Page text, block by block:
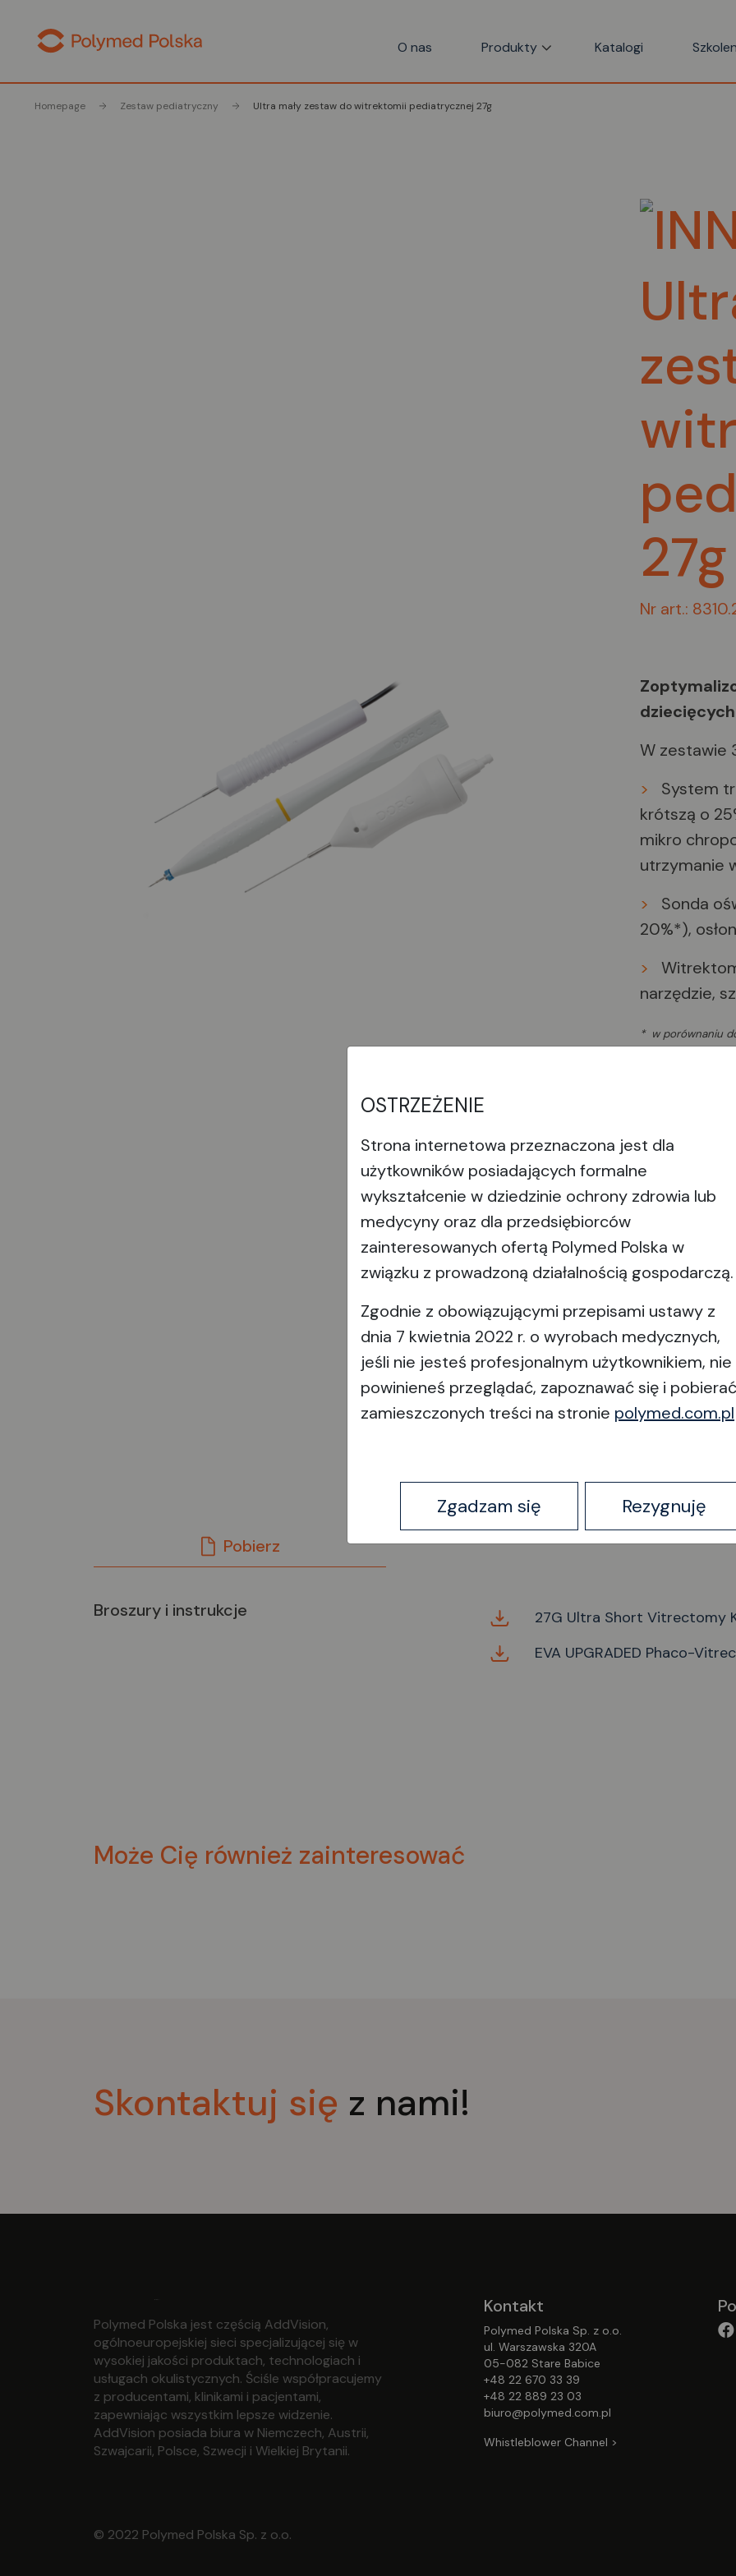
O nas Produkty Katalogi
Homepage Zestaw pediatryczny Ultra mały zestaw do witrektomii pediatrycznej 27g
27g
Nr art.:
W zestawie
>
System
krótszą o
mikro
utrzymanie
>
Sonda
20%*),
>
narzędzie,
* w porównaniu
Pobierz
Broszury i instrukcje
27G Ultra Short Vitrectomy
EVA UPGRADED Phaco-
Może Cię również zainteresować
Skontaktuj się z nami!
Polymed Polska jest częścią AddVision,
ogólnoeuropejskiej sieci specjalizującej się w
wysokiej jakości produktach, technologiach i
usługach okulistycznych. Ściśle współpracujemy
z producentami, klinikami i pacjentami,
zapewniając wszystkim lepsze widzenie.
AddVision posiada biura w Niemczech, Austrii,
Szwajcarii, Polsce, Szwecji i Wielkiej Brytanii.
Kontakt
Polymed Polska Sp. z o.o.
ul. Warszawska 320A
05-082 Stare Babice
+48 22 670 33 39
+48 22 889 23 03
biuro@polymed.com.pl
Whistleblower Channel >
© 2022 Polymed Polska Sp. z o.o.
OSTRZEŻENIE
Strona internetowa przeznaczona jest dla
użytkowników posiadających formalne
wykształcenie w dziedzinie ochrony zdrowia lub
medycyny oraz dla przedsiębiorców
zainteresowanych ofertą Polymed Polska w
związku z prowadzoną działalnością gospodarczą.
Zgodnie z obowiązującymi przepisami ustawy z
dnia 7 kwietnia 2022 r. o wyrobach medycznych,
jeśli nie jesteś profesjonalnym użytkownikiem, nie
powinieneś przeglądać, zapoznawać się i pobierać
zamieszczonych treści na stronie polymed.com.pl
Zgadzam się Rezygnuję